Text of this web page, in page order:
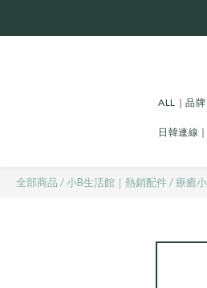
ALL｜品牌
日韓連線
全部商品 /小B生活館｜熱銷配件/療癒